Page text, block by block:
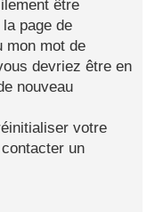
être
page de
mon mot de
devriez être en
nouveau
votre
un